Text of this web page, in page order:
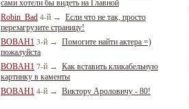
сами хотели бы видеть на Главной
Robin_Bad 4-й → Если что не так, просто
перезагрузите страницу!
BOBAH1 3-й → Помогите найти актера =)
пожалуйста
BOBAH1 7-й → Как вставить кликабельную
картинку в каменты
BOBAH1 4-й → Виктору Ароловичу - 80!